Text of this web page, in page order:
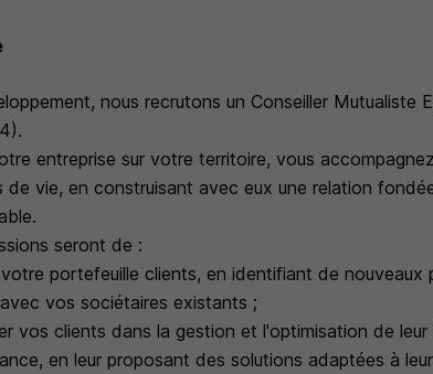
nous recrutons un Conseiller Mutualiste
entreprise sur votre territoire, vous
de vie, en construisant avec eux une relation
seront de :
portefeuille clients, en identifiant de nouveaux
vos sociétaires existants ;
vos clients dans la gestion et l'optimisation de leur
en leur proposant des solutions adaptées à